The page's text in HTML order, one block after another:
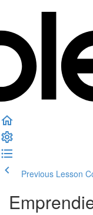
Previous Lesson